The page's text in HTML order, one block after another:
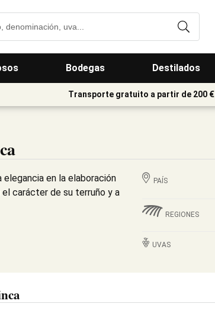
Bodegas Destilados
Transporte gratuito a partir de 200 €
en la elaboración
carácter de su terruño y a
PAÍS
REGIONES
UVAS